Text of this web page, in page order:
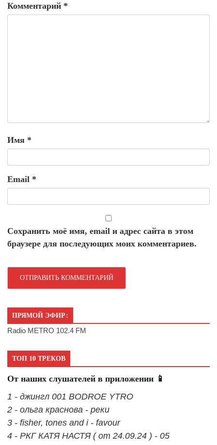
Комментарий *
Имя *
Email *
Сохранить моё имя, email и адрес сайта в этом
браузере для последующих моих комментариев.
ПРЯМОЙ ЭФИР:
Radio METRO 102.4 FM
ТОП 10 ТРЕКОВ
От наших слушателей в приложении 📱
1 - джингл 001 BODROE YTRO
2 - ольга краснова - реки
3 - fisher, tones and i - favour
4 - РКГ КАТЯ НАСТЯ ( от 24.09.24 ) - 05